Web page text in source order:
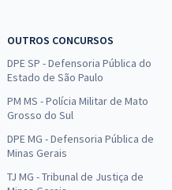
OUTROS CONCURSOS
DPE SP - Defensoria Pública do
Estado de São Paulo
PM MS - Polícia Militar de Mato
Grosso do Sul
DPE MG - Defensoria Pública de
Minas Gerais
TJ MG - Tribunal de Justiça de